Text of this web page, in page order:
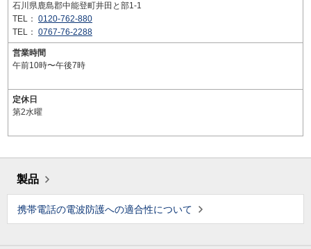
石川県鹿島郡中能登町井田と部1-1
TEL： 0120-762-880
TEL： 0767-76-2288
営業時間
午前10時〜午後7時
定休日
第2水曜
製品
携帯電話の電波防護への適合性について